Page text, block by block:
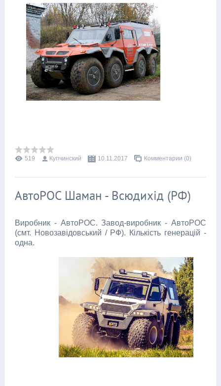
519 Купчинский 10.11.2017 Комментарии (0)
АвтоРОС Шаман - Всюдихід (РФ)
Виробник - АвтоРОС. Завод-виробник - АвтоРОС
(смт. Новозавідовський / РФ). Кількість генерацій -
одна.